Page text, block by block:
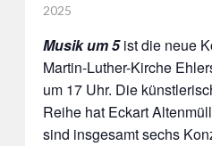
2025
Musik um 5ist die neue
Martin-Luther-Kirche
um 17 Uhr. Die
Reihe hat Eckart
sind insgesamt sechs